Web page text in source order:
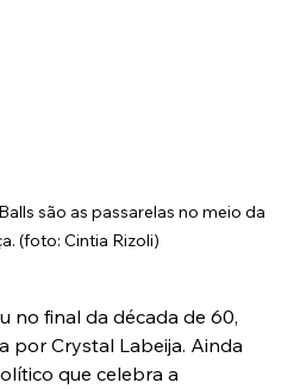
são as passarelas no meio da
(foto: Cintia Rizoli)
no final da década de 60,
por Crystal Labeija. Ainda
que celebra a